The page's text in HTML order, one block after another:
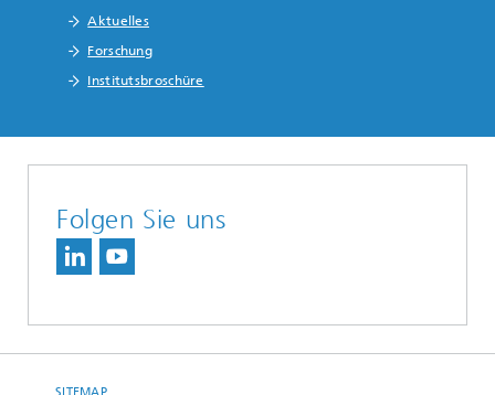
Aktuelles
Forschung
Institutsbroschüre
Folgen Sie uns